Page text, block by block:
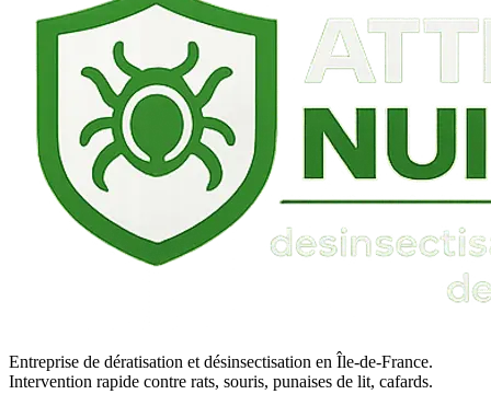
Entreprise de dératisation et désinsectisation en Île-de-France.
Intervention rapide contre rats, souris, punaises de lit, cafards.